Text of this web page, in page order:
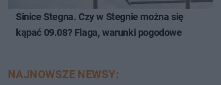
Sinice Stegna. Czy w Stegnie można się
kąpać 09.08? Flaga, warunki pogodowe
NAJNOWSZE NEWSY: